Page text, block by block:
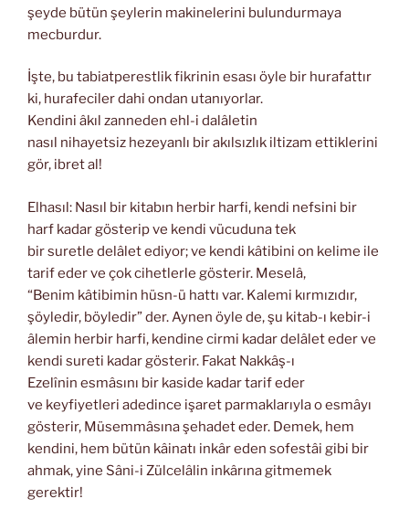
şeyde bütün şeylerin makinelerini bulundurmaya
mecburdur.
İşte, bu tabiatperestlik fikrinin esası öyle bir hurafattır
ki, hurafeciler dahi ondan utanıyorlar.
Kendini âkıl zanneden ehl-i dalâletin
nasıl nihayetsiz hezeyanlı bir akılsızlık iltizam ettiklerini
gör, ibret al!
Elhasıl: Nasıl bir kitabın herbir harfi, kendi nefsini bir
harf kadar gösterip ve kendi vücuduna tek
bir suretle delâlet ediyor; ve kendi kâtibini on kelime ile
tarif eder ve çok cihetlerle gösterir. Meselâ,
“Benim kâtibimin hüsn-ü hattı var. Kalemi kırmızıdır,
şöyledir, böyledir” der. Aynen öyle de, şu kitab-ı kebir-i
âlemin herbir harfi, kendine cirmi kadar delâlet eder ve
kendi sureti kadar gösterir. Fakat Nakkâş-ı
Ezelînin esmâsını bir kaside kadar tarif eder
ve keyfiyetleri adedince işaret parmaklarıyla o esmâyı
gösterir, Müsemmâsına şehadet eder. Demek, hem
kendini, hem bütün kâinatı inkâr eden sofestâi gibi bir
ahmak, yine Sâni-i Zülcelâlin inkârına gitmemek
gerektir!